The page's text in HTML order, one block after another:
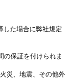
た場合に弊社規定
保証を付けられま
災、地震、その他外